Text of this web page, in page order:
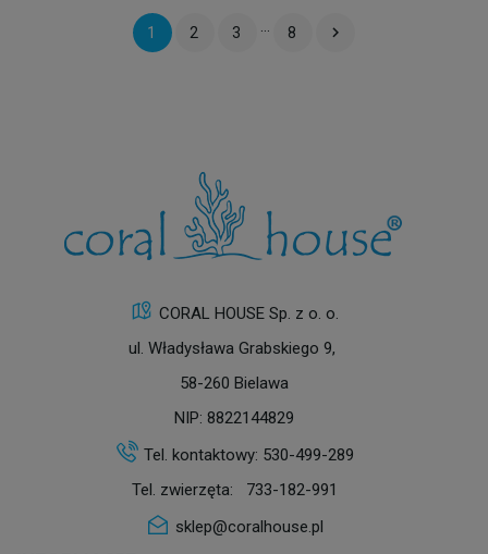
1 2 3 8 
CORAL HOUSE Sp. z o. o.
ul. Władysława Grabskiego 9,
58-260 Bielawa
NIP: 8822144829
Tel. kontaktowy: 530-499-289
Tel. zwierzęta: 733-182-991
sklep@coralhouse.pl